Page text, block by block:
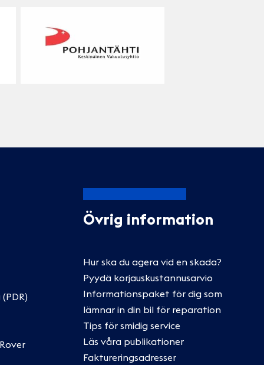
Pohjantähti
Övrig information
Hur ska du agera vid en skada?
Pyydä korjauskustannusarvio
Informationspaket för dig som
lämnar in din bil för reparation
Tips för smidig service
Läs våra publikationer
Faktureringsadresser